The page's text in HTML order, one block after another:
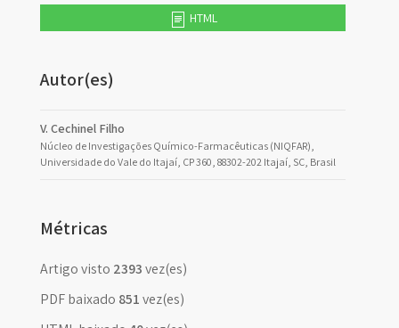
HTML
Autor(es)
V. Cechinel Filho
Núcleo de Investigações Químico-Farmacêuticas (NIQFAR),
Universidade do Vale do Itajaí, CP 360, 88302-202 Itajaí, SC, Brasil
Métricas
Artigo visto 2393vez(es)
PDF baixado 851vez(es)